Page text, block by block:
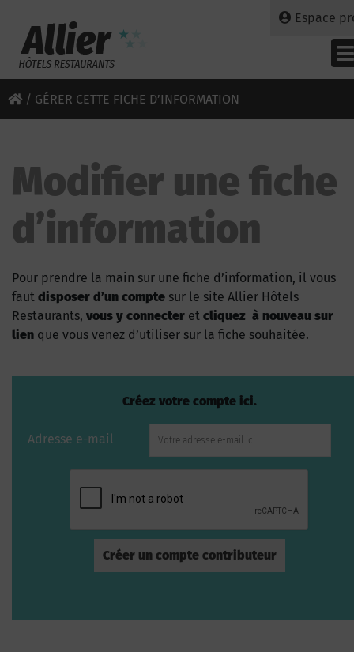
Espace
/ GÉRER CETTE FICHE D’INFORMATION
Modifier une fiche
d’information
Pour prendre la main sur une fiche d’information, il vous
faut disposer d’un compte sur le site Allier Hôtels
Restaurants, vous y connecter et cliquez à nouveau sur
lien que vous venez d’utiliser sur la fiche souhaitée.
Créez votre compte ici.
Adresse e-mail